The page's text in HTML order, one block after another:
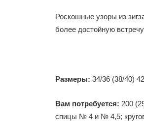
Роскошные узоры из
более достойную
Размеры: 34/36 (38/40)
Вам потребуется: 200
спицы № 4 и № 4,5;